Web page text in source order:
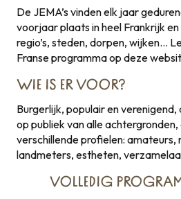
De JEMA’s vinden elk jaar
voorjaar plaats in heel Frankrijk
regio’s, steden, dorpen, wijken…
Franse programma op deze
WIE IS ER VOOR?
Burgerlijk, populair en verenigend,
op publiek van alle
verschillende profielen: amateurs,
landmeters, estheten,
VOLLEDIG